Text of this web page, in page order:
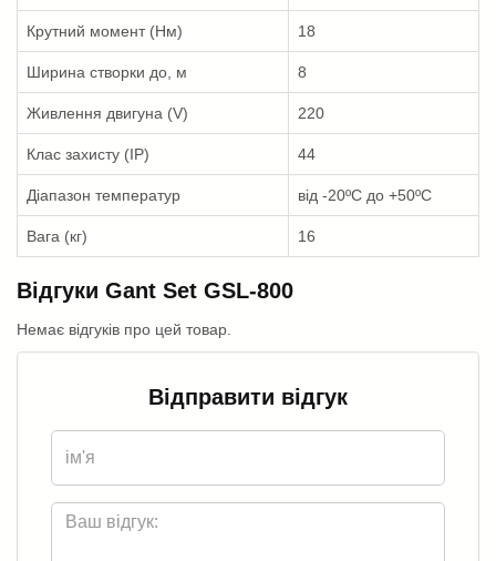
Крутний момент (Нм) 18
Ширина створки до, м 8
Живлення двигуна (V) 220
Клас захисту (IP) 44
Діапазон температур від -20ºС до +50ºС
Вага (кг) 16
Відгуки Gant Set GSL-800
Немає відгуків про цей товар.
Відправити відгук